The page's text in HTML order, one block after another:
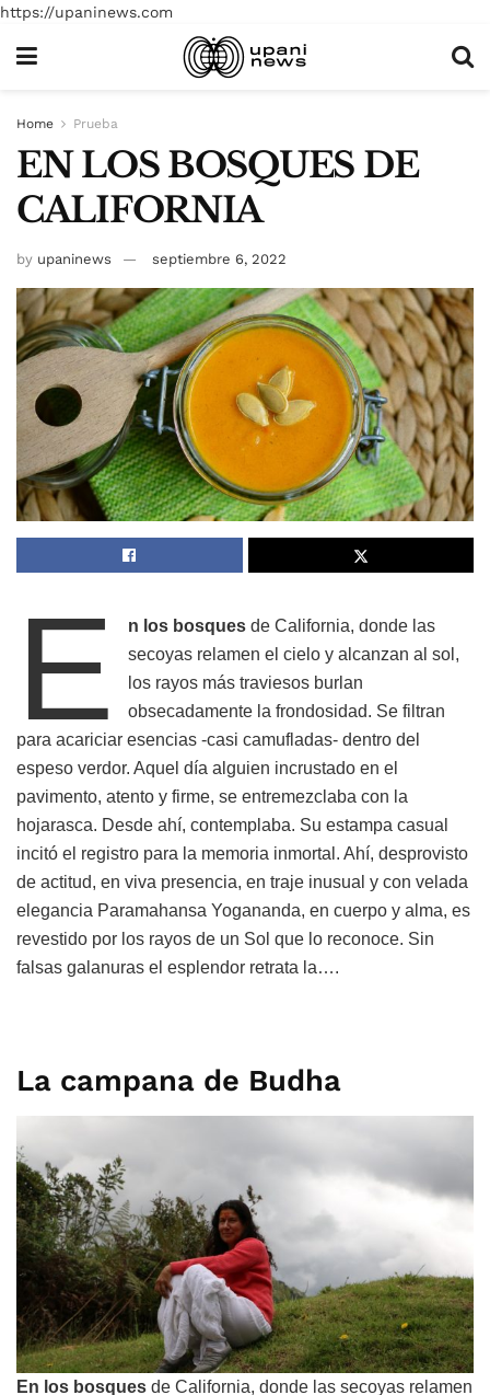
https://upaninews.com
Home Prueba
EN LOS BOSQUES DE
CALIFORNIA
by upaninews septiembre 6, 2022
E n los bosques de California, donde las
secoyas relamen el cielo y alcanzan al sol,
los rayos más traviesos burlan
obsecadamente la frondosidad. Se filtran
para acariciar esencias -casi camufladas- dentro del
espeso verdor. Aquel día alguien incrustado en el
pavimento, atento y firme, se entremezclaba con la
hojarasca. Desde ahí, contemplaba. Su estampa casual
incitó el registro para la memoria inmortal. Ahí, desprovisto
de actitud, en viva presencia, en traje inusual y con velada
elegancia Paramahansa Yogananda, en cuerpo y alma, es
revestido por los rayos de un Sol que lo reconoce. Sin
falsas galanuras el esplendor retrata la….
La campana de Budha
En los bosques de California, donde las secoyas relamen